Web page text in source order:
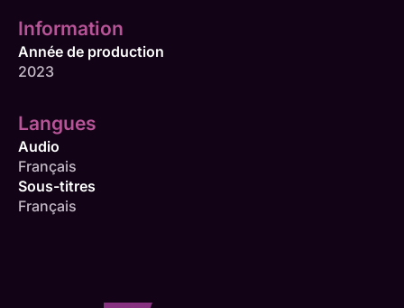
Information
Année de production
2023
Langues
Audio
Français
Sous-titres
Français